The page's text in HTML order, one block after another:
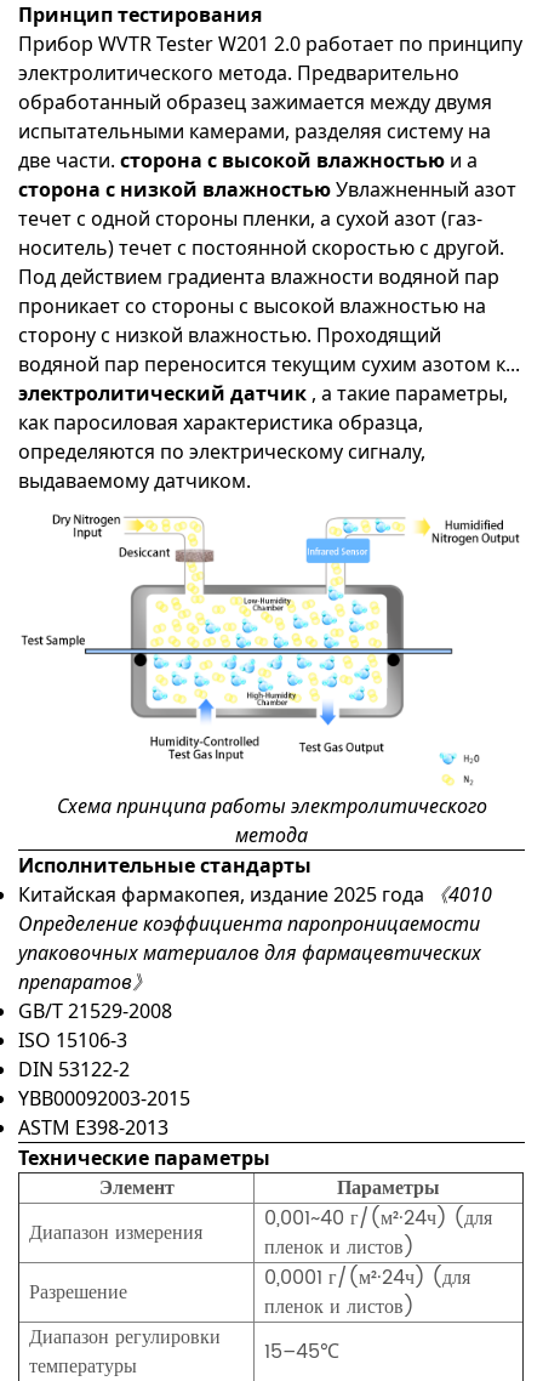
Принцип тестирования
Прибор WVTR Tester W201 2.0 работает по принципу
электролитического метода. Предварительно
обработанный образец зажимается между двумя
испытательными камерами, разделяя систему на
две части. сторона с высокой влажностью и а
сторона с низкой влажностьюУвлажненный азот
течет с одной стороны пленки, а сухой азот (газ-
носитель) течет с постоянной скоростью с другой.
Под действием градиента влажности водяной пар
проникает со стороны с высокой влажностью на
сторону с низкой влажностью. Проходящий
водяной пар переносится текущим сухим азотом к...
электролитический датчик , а такие параметры,
как паросиловая характеристика образца,
определяются по электрическому сигналу,
выдаваемому датчиком.
Схема принципа работы электролитического
метода
Исполнительные стандарты
Китайская фармакопея, издание 2025 года
《4010
Определение коэффициента паропроницаемости
упаковочных материалов для фармацевтических
препаратов》
GB/T 21529-2008
ISO 15106-3
DIN 53122-2
YBB00092003-2015
ASTM E398-2013
Технические параметры
Элемент
Параметры
Диапазон измерения
0,001~40 г/(м²·24ч) (для
пленок и листов)
Разрешение
0,0001 г/(м²·24ч) (для
пленок и листов)
Диапазон регулировки
температуры
15–45℃